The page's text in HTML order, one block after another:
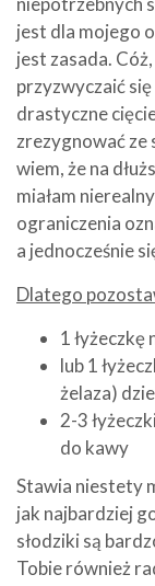
jest dla mojego
jest zasada.
przyzwyczaić
drastyczne
zrezygnować ze
wiem, że na
miałam
ograniczenia
a jednocześnie
Dlatego
1
lub 1
żelaza)
2-3
do kawy
Stawia niestety
jak najbardziej
słodziki są
Tobie również